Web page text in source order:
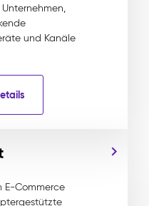
und Kanäle
E-Commerce